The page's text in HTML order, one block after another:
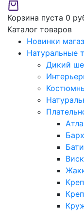
Корзина пуста 0 руб.
Каталог товаров
Новинки
Натуральные
Дикий
Креп-